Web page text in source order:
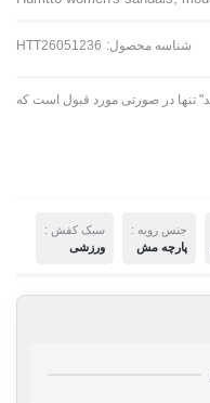
شناسه محصول: HTT26051236
تنها در صورتی مورد قبول است که
جنس رویه :
پارچه مش
سبک کفش :
ورزشی